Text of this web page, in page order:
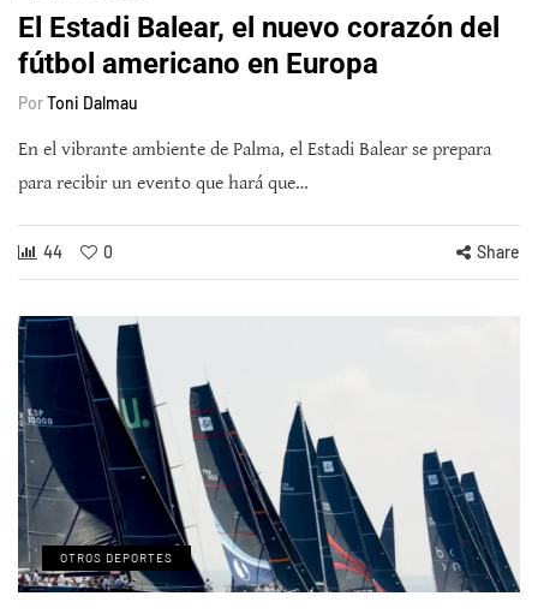
El Estadi Balear, el nuevo corazón del
fútbol americano en Europa
PorToni Dalmau
En el vibrante ambiente de Palma, el Estadi Balear se prepara
para recibir un evento que hará que…
44 0 Share
OTROS DEPORTES